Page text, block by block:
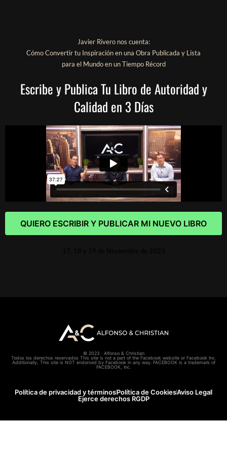
Javier Rivero nos cuenta:
Cómo Convertir tu Inspiración en una Obra Publicada y Lista
para el Mundo en un Tiempo Récord
Escribe y Publica Tu Libro de Autoridad y
Calidad en 3 Días
QUIERO ESCRIBIR Y PUBLICAR MI NUEVO LIBRO
© 2023 · Alfonso & Christian
Todos los derechos reservados This site is not a part of the Facebook website or Facebook Inc.
Additionally, This site is NOT endorsed by Facebook in any way. FACEBOOK is a trademark of
FACEBOOK, Inc.
Política de privacidad y términosPolítica de CookiesAviso Legal
Ejerce derechos RGDP